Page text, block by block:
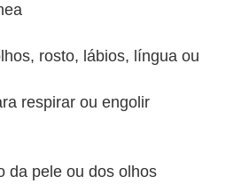
rosto, lábios, língua ou
respirar ou engolir
da pele ou dos olhos